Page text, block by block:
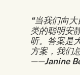
“当我们向
类的聪明安
听。答案是
方案，我们
——Janine